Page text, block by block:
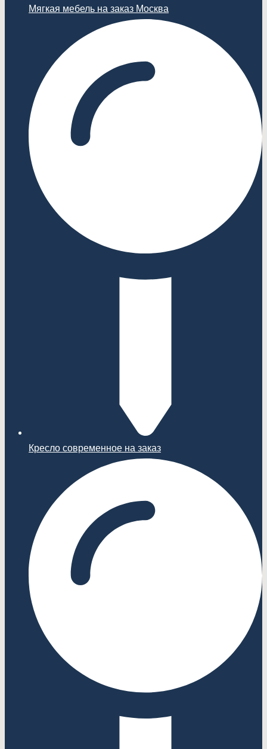
Мягкая мебель на заказ Москва
Кресло современное на заказ